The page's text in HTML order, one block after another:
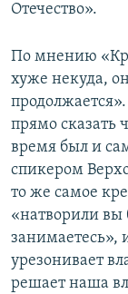
Отечество».
По мнению
хуже некуда,
прямо сказать
время был и
спикером
то же самое
«натворили вы
занимаетесь»,
урезонивает
решает наша